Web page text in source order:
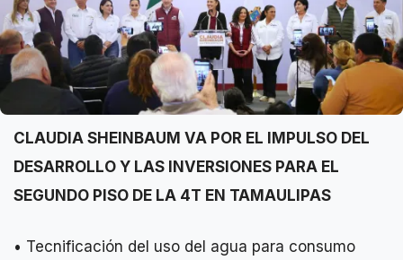
CLAUDIA SHEINBAUM VA POR EL IMPULSO DEL
DESARROLLO Y LAS INVERSIONES PARA EL
SEGUNDO PISO DE LA 4T EN TAMAULIPAS
• Tecnificación del uso del agua para consumo